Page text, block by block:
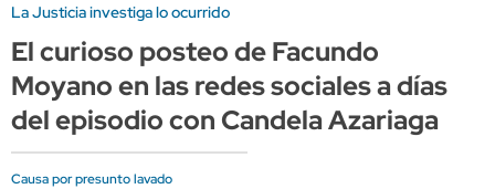
La Justicia investiga lo ocurrido
El curioso posteo de Facundo
Moyano en las redes sociales a días
del episodio con Candela Azariaga
Causa por presunto lavado